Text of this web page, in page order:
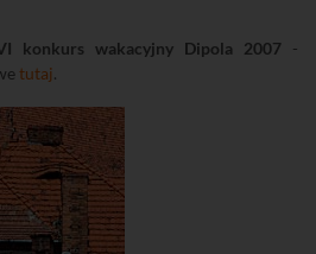
konkurs wakacyjny Dipola 2007 -
tutaj.